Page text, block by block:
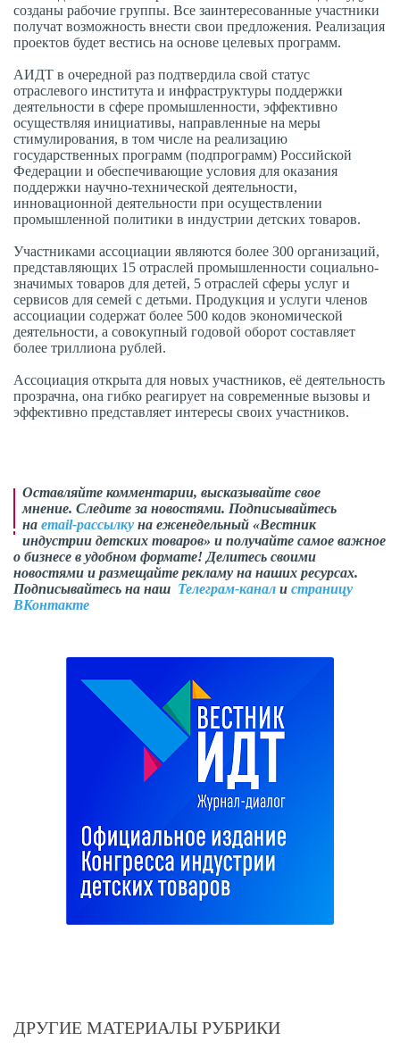
созданы рабочие группы. Все заинтересованные участники
получат возможность внести свои предложения. Реализация
проектов будет вестись на основе целевых программ.
АИДТ в очередной раз подтвердила свой статус
отраслевого института и инфраструктуры поддержки
деятельности в сфере промышленности, эффективно
осуществляя инициативы, направленные на меры
стимулирования, в том числе на реализацию
государственных программ (подпрограмм) Российской
Федерации и обеспечивающие условия для оказания
поддержки научно-технической деятельности,
инновационной деятельности при осуществлении
промышленной политики в индустрии детских товаров.
Участниками ассоциации являются более 300 организаций,
представляющих 15 отраслей промышленности социально-
значимых товаров для детей, 5 отраслей сферы услуг и
сервисов для семей с детьми. Продукция и услуги членов
ассоциации содержат более 500 кодов экономической
деятельности, а совокупный годовой оборот составляет
более триллиона рублей.
Ассоциация открыта для новых участников, её деятельность
прозрачна, она гибко реагирует на современные вызовы и
эффективно представляет интересы своих участников.
Оставляйте комментарии, высказывайте свое
мнение. Следите за новостями. Подписывайтесь
на email-рассылку на еженедельный «Вестник
индустрии детских товаров» и получайте самое важное
о бизнесе в удобном формате! Делитесь своими
новостями и размещайте рекламу на наших ресурсах.
Подписывайтесь на наш Телеграм-канал и страницу
ВКонтакте
ДРУГИЕ МАТЕРИАЛЫ РУБРИКИ